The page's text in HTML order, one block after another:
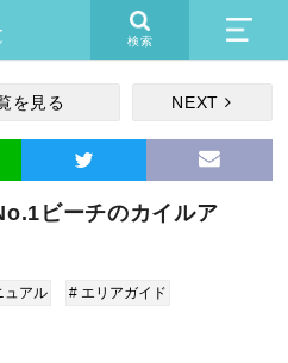
検索
を見る NEXT
ビーチのカイルア
ュアル # エリアガイド